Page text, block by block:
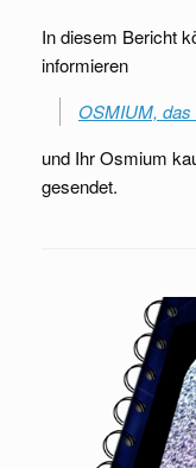
In diesem Bericht
informieren
OSMIUM, das
und Ihr Osmium
gesendet.